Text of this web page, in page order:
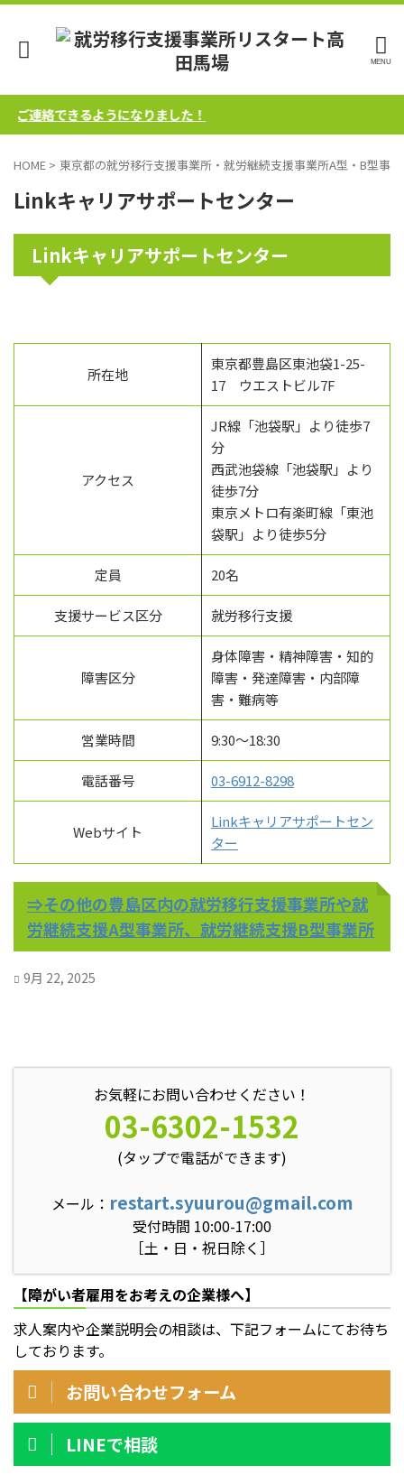
連絡できるようになりました！
HOME > 東京都の就労移行支援事業所・就労継続支援事業所A型・B型事
Linkキャリアサポートセンター
Linkキャリアサポートセンター
所在地
東京都豊島区東池袋1-25-
17 ウエストビル7F
アクセス
JR線「池袋駅」より徒歩7
分
西武池袋線「池袋駅」より
徒歩7分
東京メトロ有楽町線「東池
袋駅」より徒歩5分
定員 20名
支援サービス区分 就労移行支援
障害区分
身体障害・精神障害・知的
障害・発達障害・内部障
害・難病等
営業時間 9:30～18:30
電話番号 03-6912-8298
Webサイト
Linkキャリアサポートセン
ター
⇒その他の豊島区内の就労移行支援事業所や就
労継続支援A型事業所、就労継続支援B型事業所
9月 22, 2025
お気軽にお問い合わせください！
03-6302-1532
(タップで電話ができます)
メール： restart.syuurou@gmail.com
受付時間 10:00-17:00
［土・日・祝日除く］
【障がい者雇用をお考えの企業様へ】
求人案内や企業説明会の相談は、下記フォームにてお待ち
しております。
お問い合わせフォーム
LINEで相談